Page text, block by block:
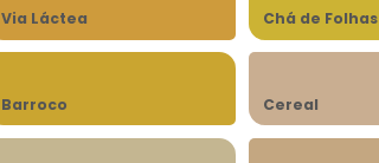
Via Láctea Chá de Folhas
Barroco Cereal